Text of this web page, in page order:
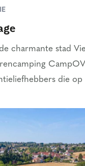
charmante stad
die op